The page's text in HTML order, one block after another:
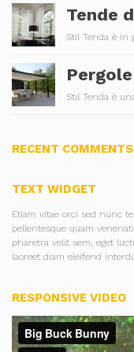
Tende
Stil Tenda è in
Pergole
Stil Tenda è
RECENT COMMENTS
TEXT WIDGET
Etiam vitae orci sed nunc
pellentesque quam
pharetra velit sem, eget
laoreet diam eleifend
RESPONSIVE VIDEO